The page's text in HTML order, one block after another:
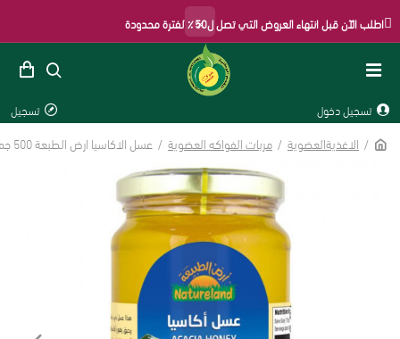
اطلب الآن قبل انتهاء العروض التي تصل ل50٪ لفترة محدودة ×
تسجيل دخول تسجيل
الاغذيةالعضوية مربات الفواكه العضوية عسل الاكاسيا ارض الطبعة 500 جم